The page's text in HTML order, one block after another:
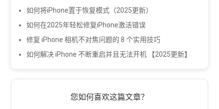
如何将iPhone置于恢复模式（2025更新）
如何在2025年轻松修复iPhone激活错误
修复 iPhone 相机不对焦问题的 8 个实用技巧
如何解决 iPhone 不断重启并且无法开机 【2025更新】
您如何喜欢这篇文章？